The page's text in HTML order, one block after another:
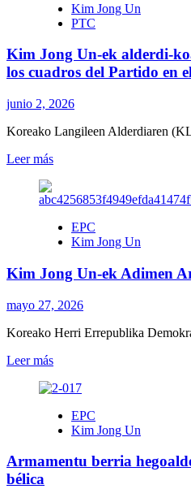
Jong
Un
la
nueva
fábrica
de
armas
nucleares
Jong
Un
a
organizar
y
desarrollar
activamente
la
emulación
socialista
granjas
Sinuiju
garaile
izandako
futbol
partida
du
Kim
Jong
ek
Jong
presencia
partido
fútbol
las
internacionales
Kim Jong Un
PTC
Kim Jong Un-ek alderdi-
los cuadros del Partido en
junio 2, 2026
Koreako Langileen Alderdiaren
Leer másLeer
Kim
Un-
ek
koadroen
komunista
du
Zentralaren
Urteurrenean
Kim
Jong
prioriza
EPC
Kim Jong Un
Kim Jong Un-ek Adimen
mayo 27, 2026
Koreako Herri Errepublika
Leer másLeer
sobre
Jong
Un-
Adimen
EPC
Kim Jong Un
Armamentu berria
bélica